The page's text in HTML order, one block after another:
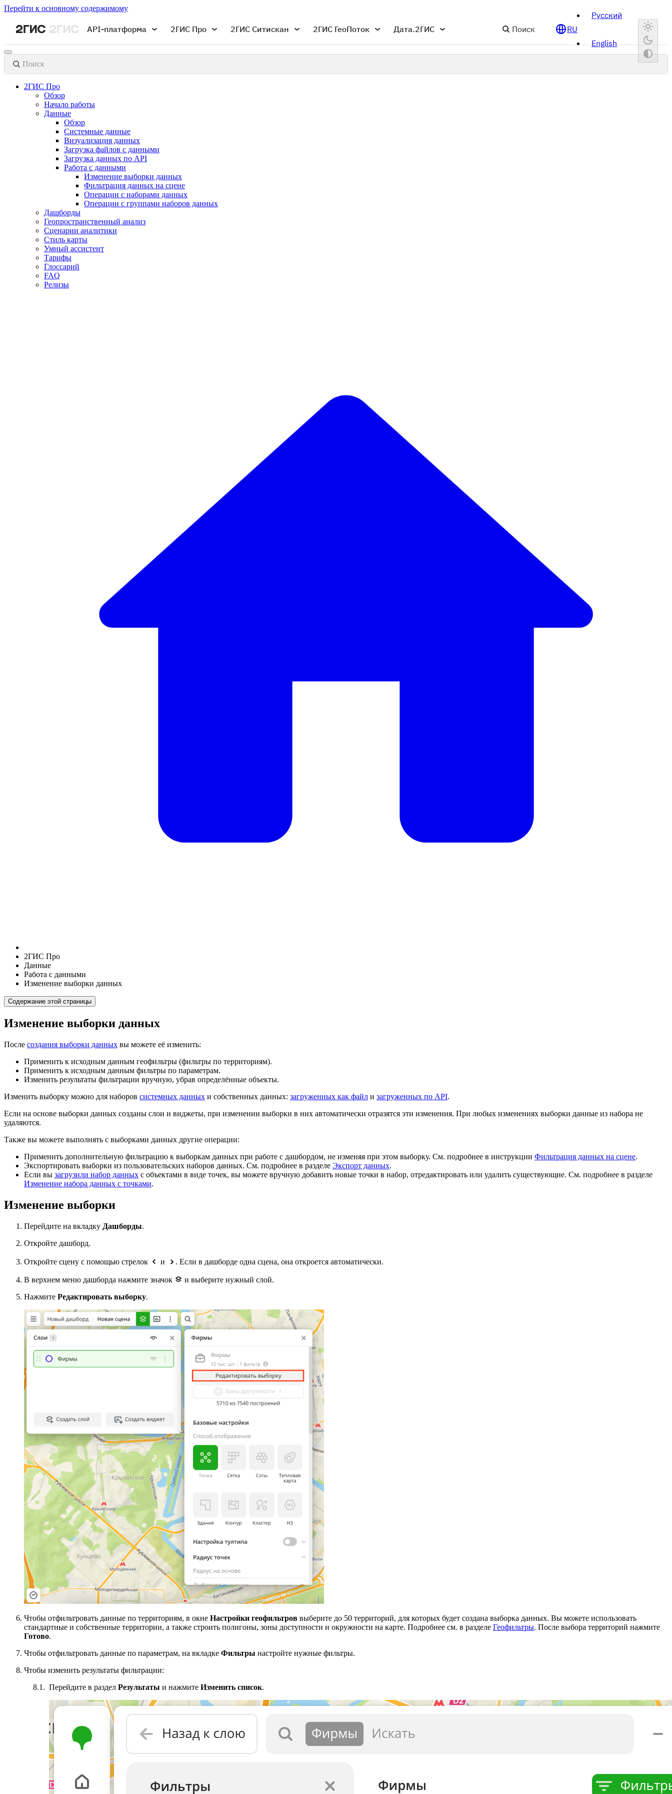
Перейти к основному содержимому
API-платформа 2ГИС Про 2ГИС Ситискан 2ГИС ГеоПоток Дата.2ГИС Поиск RU
Русский
English
Поиск
2ГИС Про
Обзор
Начало работы
Данные
Обзор
Системные данные
Визуализация данных
Загрузка файлов с данными
Загрузка данных по API
Работа с данными
Изменение выборки данных
Фильтрация данных на сцене
Операции с наборами данных
Операции с группами наборов данных
Дашборды
Геопространственный анализ
Сценарии аналитики
Стиль карты
Умный ассистент
Тарифы
Глоссарий
FAQ
Релизы
2ГИС Про
Данные
Работа с данными
Изменение выборки данных
Содержание этой страницы
Изменение выборки данных
После создания выборки данных вы можете её изменить:
Применить к исходным данным геофильтры (фильтры по территориям).
Применить к исходным данным фильтры по параметрам.
Изменить результаты фильтрации вручную, убрав определённые объекты.
Изменить выборку можно для наборов системных данных и собственных данных: загруженных как файл и загруженных по API.
Если на основе выборки данных созданы слои и виджеты, при изменении выборки в них автоматически отразятся эти изменения. При любых изменениях выборки данные из набора не
удаляются.
Также вы можете выполнять с выборками данных другие операции:
Применить дополнительную фильтрацию к выборкам данных при работе с дашбордом, не изменяя при этом выборку. См. подробнее в инструкции Фильтрация данных на сцене.
Экспортировать выборки из пользовательских наборов данных. См. подробнее в разделе Экспорт данных.
Если вы загрузили набор данных с объектами в виде точек, вы можете вручную добавить новые точки в набор, отредактировать или удалить существующие. См. подробнее в разделе
Изменение набора данных с точками.
Изменение выборки
Перейдите на вкладку Дашборды.
Откройте дашборд.
Откройте сцену с помощью стрелок и . Если в дашборде одна сцена, она откроется автоматически.
В верхнем меню дашборда нажмите значок
и выберите нужный слой.
Нажмите Редактировать выборку.
Чтобы отфильтровать данные по территориям, в окне Настройки геофильтров выберите до 50 территорий, для которых будет создана выборка данных. Вы можете использовать
стандартные и собственные территории, а также строить полигоны, зоны доступности и окружности на карте. Подробнее см. в разделе Геофильтры. После выбора территорий нажмите
Готово.
Чтобы отфильтровать данные по параметрам, на вкладке Фильтры настройте нужные фильтры.
Чтобы изменить результаты фильтрации:
Перейдите в раздел Результаты и нажмите Изменить список.